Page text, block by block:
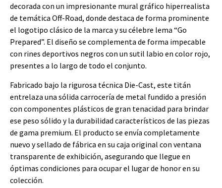
decorada con un impresionante mural gráfico hiperrealista
de temática Off-Road, donde destaca de forma prominente
el logotipo clásico de la marca y su célebre lema “Go
Prepared”. El diseño se complementa de forma impecable
con rines deportivos negros con un sutil labio en color rojo,
presentes a lo largo de todo el conjunto.
Fabricado bajo la rigurosa técnica Die-Cast, este titán
entrelaza una sólida carrocería de metal fundido a presión
con componentes plásticos de gran tenacidad para brindar
ese peso sólido y la durabilidad característicos de las piezas
de gama premium. El producto se envía completamente
nuevo y sellado de fábrica en su caja original con ventana
transparente de exhibición, asegurando que llegue en
óptimas condiciones para ocupar el lugar de honor en su
colección.